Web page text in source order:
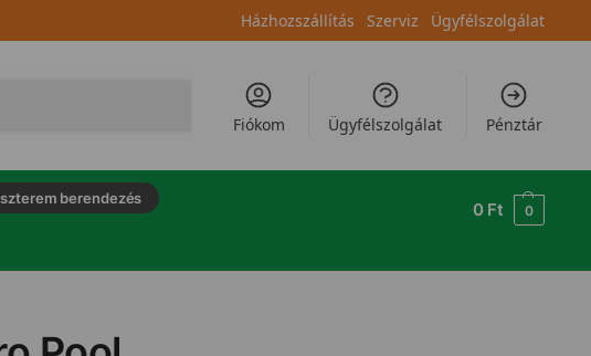
Házhozszállítás Szerviz Ügyfélszolgálat
Fiókom Ügyfélszolgálat Pénztár
berendezés
0 Ft 0